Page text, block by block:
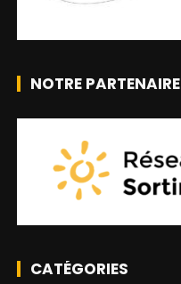
NOTRE PARTENAIRE
CATÉGORIES